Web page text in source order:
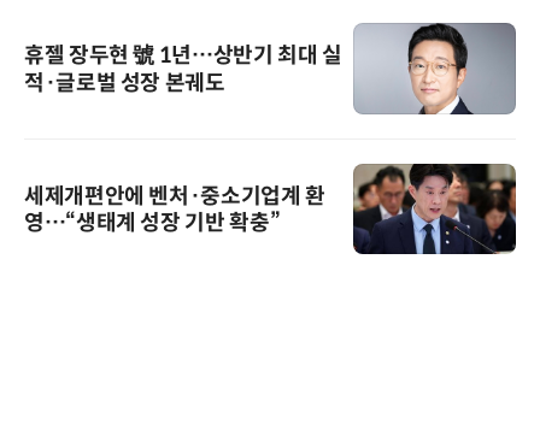
휴젤 장두현 號 1년…상반기 최대 실
적·글로벌 성장 본궤도
세제개편안에 벤처·중소기업계 환
영…“생태계 성장 기반 확충”